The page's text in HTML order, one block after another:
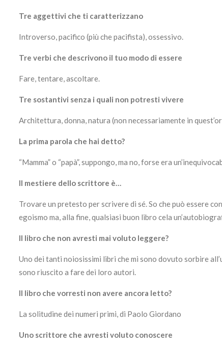
Tre aggettivi che ti caratterizzano
Introverso, pacifico (più che pacifista), ossessivo.
Tre verbi che descrivono il tuo modo di essere
Fare, tentare, ascoltare.
Tre sostantivi senza i quali non potresti vivere
Architettura, donna, natura (non necessariamente in
La prima parola che hai detto?
“Mamma” o “papà”, suppongo, ma no, forse era
Il mestiere dello scrittore è…
Trovare un pretesto per scrivere di sé. So che può essere
egoismo ma, alla fine, qualsiasi buon libro cela
Il libro che non avresti mai voluto leggere?
Uno dei tanti noiosissimi libri che mi sono dovuto sorbire
sono riuscito a fare dei loro autori.
Il libro che vorresti non avere ancora letto?
La solitudine dei numeri primi, di Paolo Giordano
Uno scrittore che avresti voluto conoscere